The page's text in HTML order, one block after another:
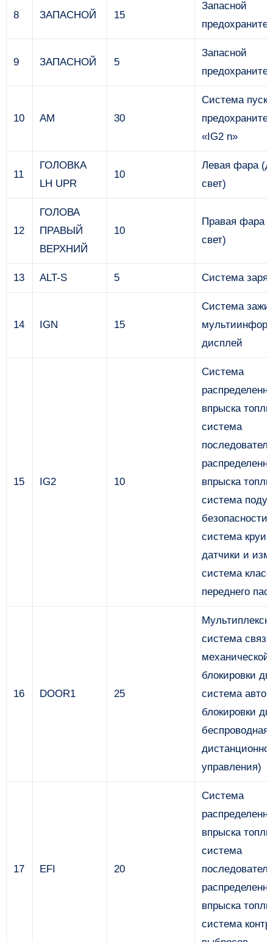
8 ЗАПАСНОЙ 15
Запасной
9 ЗАПАСНОЙ 5
Запасной
10 AM 30
Система
«IG2 n»
11
ГОЛОВКА
LH UPR
10
Левая фара
свет)
12
ГОЛОВА
ПРАВЫЙ
ВЕРХНИЙ
10
Правая фара
свет)
13 ALT-S 5 Система
14 IGN 15
Система
дисплей
15 IG2 10
Система
впрыска
система
впрыска
система
безопасности
система
датчики и
система
переднего
16 DOOR1 25
система
механической
блокировки
система
блокировки
беспроводная
управления)
17 EFI 20
Система
впрыска
система
впрыска
система